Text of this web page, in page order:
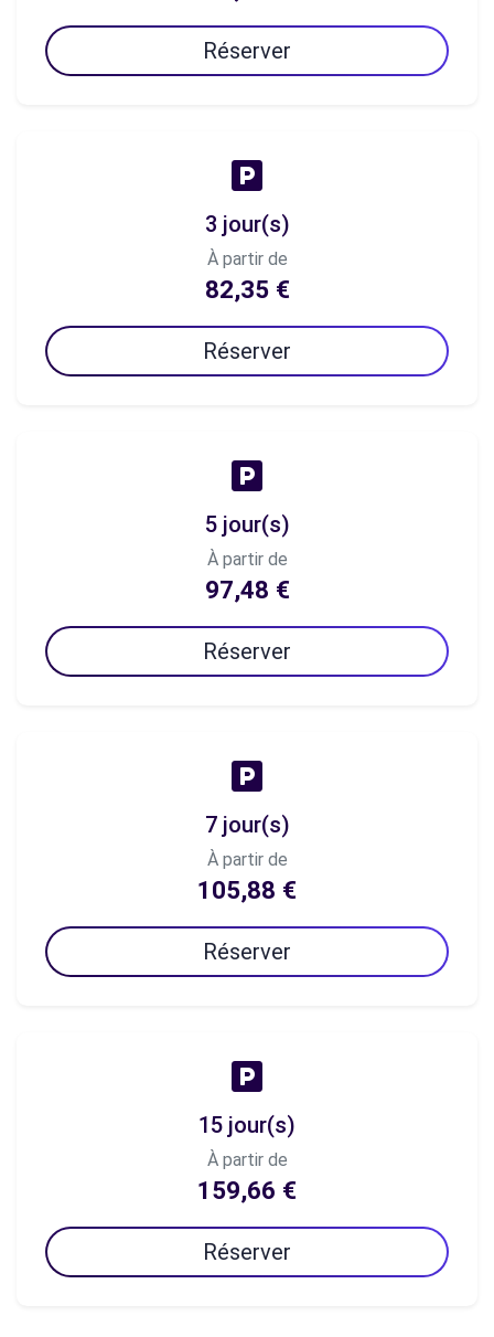
Réserver
3 jour(s)
À partir de
82,35 €
Réserver
5 jour(s)
À partir de
97,48 €
Réserver
7 jour(s)
À partir de
105,88 €
Réserver
15 jour(s)
À partir de
159,66 €
Réserver